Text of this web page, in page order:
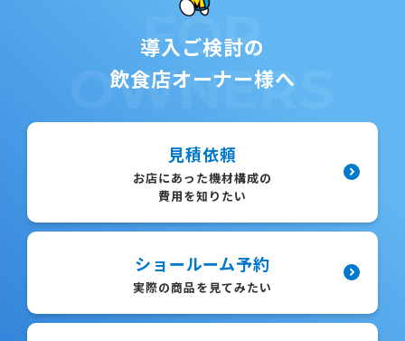
導入ご検討の
飲食店オーナー様へ
FOR
OWNERS
見積依頼
お店にあった機材構成の
費用を知りたい
ショールーム予約
実際の商品を見てみたい